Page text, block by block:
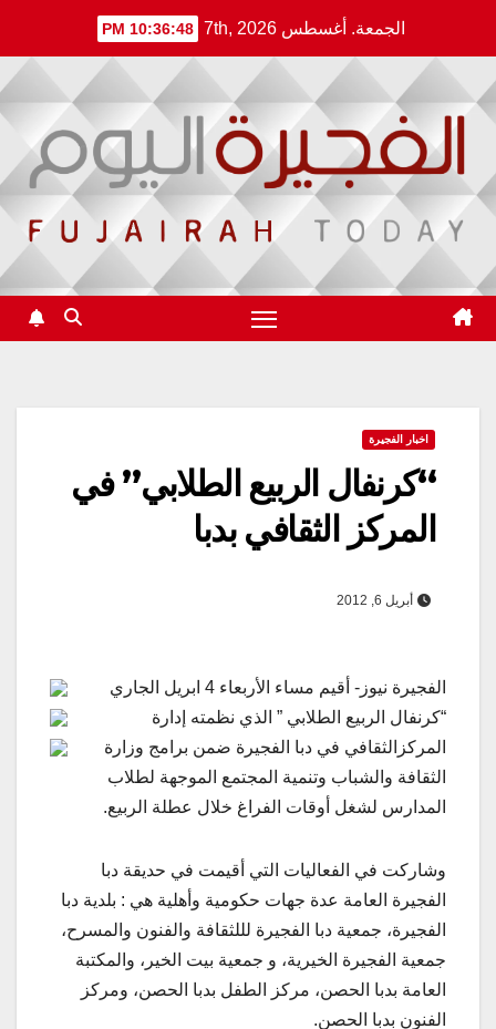
content
الجمعة. أغسطس 7th, 2026 10:36:49 PM
اخبار الفجيرة
“كرنفال الربيع الطلابي” في
المركز الثقافي بدبا
أبريل 6, 2012
الفجيرة نيوز- أقيم مساء الأربعاء 4 ابريل الجاري
“كرنفال الربيع الطلابي ” الذي نظمته إدارة
المركزالثقافي في دبا الفجيرة ضمن برامج وزارة
الثقافة والشباب وتنمية المجتمع الموجهة لطلاب
المدارس لشغل أوقات الفراغ خلال عطلة الربيع.
وشاركت في الفعاليات التي أقيمت في حديقة دبا
الفجيرة العامة عدة جهات حكومية وأهلية هي : بلدية دبا
الفجيرة، جمعية دبا الفجيرة لللثقافة والفنون والمسرح،
جمعية الفجيرة الخيرية، و جمعية بيت الخير، والمكتبة
العامة بدبا الحصن، مركز الطفل بدبا الحصن، ومركز
الفنون بدبا الحصن.